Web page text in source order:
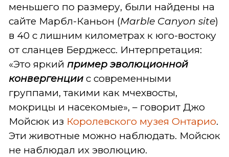
меньшего по размеру, были найдены на
сайте Марбл-Каньон (Marble Canyon site)
в 40 с лишним километрах к юго-востоку
от сланцев Берджесс. Интерпретация:
«Это яркий пример эволюционной
конвергенции с современными
группами, такими как мчехвосты,
мокрицы и насекомые», – говорит Джо
Мойсюк из Королевского музея Онтарио.
Эти животные можно наблюдать. Мойсюк
не наблюдал их эволюцию.